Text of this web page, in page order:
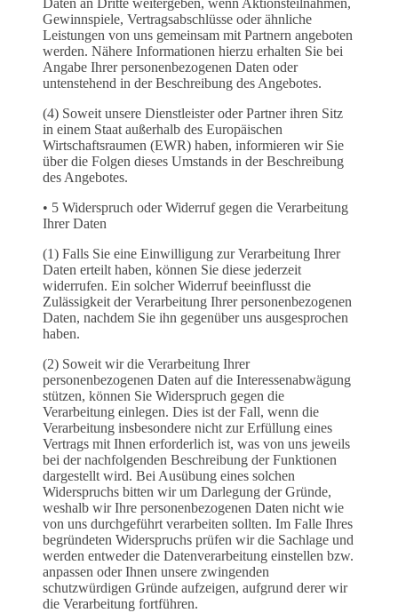
Daten an Dritte weitergeben, wenn Aktionsteilnahmen,
Gewinnspiele, Vertragsabschlüsse oder ähnliche
Leistungen von uns gemeinsam mit Partnern angeboten
werden. Nähere Informationen hierzu erhalten Sie bei
Angabe Ihrer personenbezogenen Daten oder
untenstehend in der Beschreibung des Angebotes.
(4) Soweit unsere Dienstleister oder Partner ihren Sitz
in einem Staat außerhalb des Europäischen
Wirtschaftsraumen (EWR) haben, informieren wir Sie
über die Folgen dieses Umstands in der Beschreibung
des Angebotes.
• 5 Widerspruch oder Widerruf gegen die Verarbeitung
Ihrer Daten
(1) Falls Sie eine Einwilligung zur Verarbeitung Ihrer
Daten erteilt haben, können Sie diese jederzeit
widerrufen. Ein solcher Widerruf beeinflusst die
Zulässigkeit der Verarbeitung Ihrer personenbezogenen
Daten, nachdem Sie ihn gegenüber uns ausgesprochen
haben.
(2) Soweit wir die Verarbeitung Ihrer
personenbezogenen Daten auf die Interessenabwägung
stützen, können Sie Widerspruch gegen die
Verarbeitung einlegen. Dies ist der Fall, wenn die
Verarbeitung insbesondere nicht zur Erfüllung eines
Vertrags mit Ihnen erforderlich ist, was von uns jeweils
bei der nachfolgenden Beschreibung der Funktionen
dargestellt wird. Bei Ausübung eines solchen
Widerspruchs bitten wir um Darlegung der Gründe,
weshalb wir Ihre personenbezogenen Daten nicht wie
von uns durchgeführt verarbeiten sollten. Im Falle Ihres
begründeten Widerspruchs prüfen wir die Sachlage und
werden entweder die Datenverarbeitung einstellen bzw.
anpassen oder Ihnen unsere zwingenden
schutzwürdigen Gründe aufzeigen, aufgrund derer wir
die Verarbeitung fortführen.